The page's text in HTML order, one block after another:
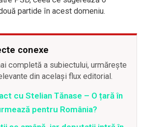
partide în acest domeniu.
conexe
completă a subiectului, urmărește
din același flux editorial.
cu Stelian Tănase – O țară în
pentru România?